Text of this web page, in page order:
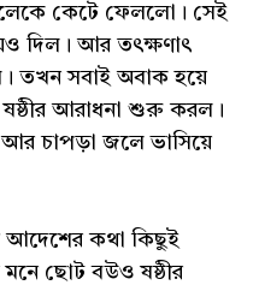
কেটে ফেললো। সেই
দিল। আর তৎক্ষণাৎ
তখন সবাই অবাক হয়ে
ষষ্ঠীর আরাধনা শুরু করল।
চাপড়া জলে ভাসিয়ে
আদেশের কথা কিছুই
মনে ছোট বউও ষষ্ঠীর